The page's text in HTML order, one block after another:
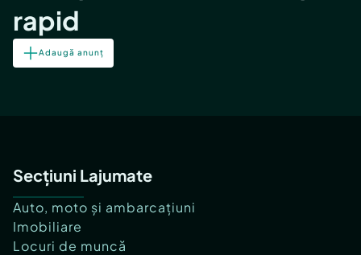
rapid
Adaugă anunț
Secțiuni Lajumate
Auto, moto și ambarcațiuni
Imobiliare
Locuri de muncă